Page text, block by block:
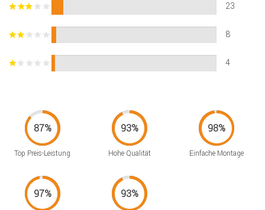
23
8
4
Top Preis-Leistung Hohe Qualität Einfache Montage